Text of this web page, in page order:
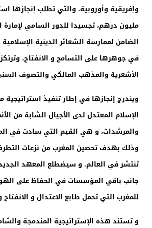
مليون درهم، تجسيدا للدور السامي لإمارة
الضامن لممارسة الشعائر الدينية
في جوهرها على التسامح و الانفتاح،
الأشعرية والمذهب المالكي والتصوف
ويندرج إنجازها في إطار تنفيذ
الإسلام المعتدل لدى الأجيال الشابة من
والمرشدات، و هي القيم التي سادت في
وذلك بهدف تحصين المغرب من نزعات
تنتشر في العالم. و سيضطلع المعهد
جانب باقي المؤسسات في الحفاظ على
للمغرب التي تحمل طابع الاعتدال و
و تستند هذه الإستراتيجية المندمجة